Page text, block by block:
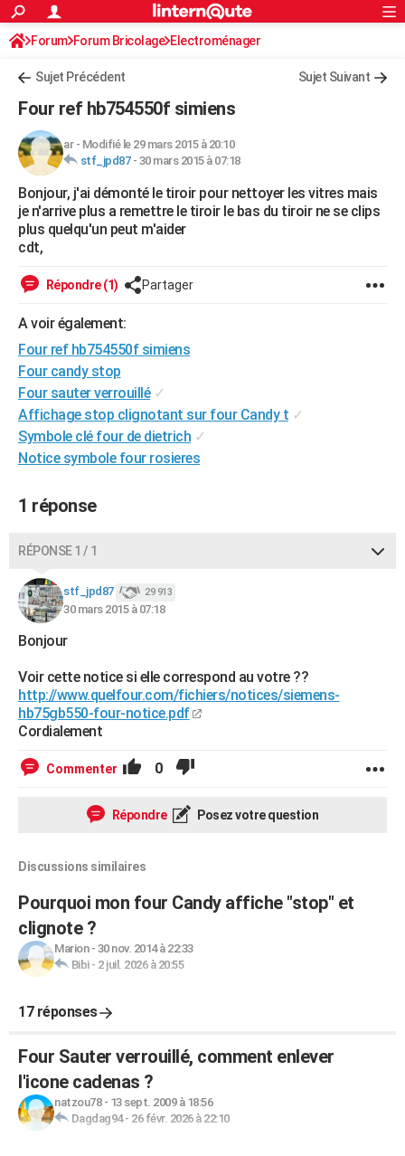
ACTUALITÉS
Politique
Société
Faits Divers
Education
Monde
Villes
+
FINANCE
Retraite
Impôts
Epargne
Immobilier
Risques naturels par ville
Banque
Assurance
Crédit
AUTO
Essais
Réserver un essai
Citadines
Berlines
SUV
Forum auto
+HIGH-TECH
Mobiles
Meilleur smartphone
Internet
Ordinateurs
Jeux vidéo
Guide high-tech
+BRICOLAGE
Forum
Aménagement intérieur
Extérieur
Cuisine
Salle de bains
Jardinage
Rangement
WEEK-END
LIFESTYLE
Art de vivre
Bien-être
Loisirs
Mode
Modes de vie
SANTE
Alimentation
Guide de la santé
Maladies
Médicaments
Sommeil
VOYAGE
Destinations
City break
Voyage nature
Voyage de noces
Forum
Climat
+PHOTO
GUIDES D'ACHAT
BONS PLANS
Dictionnaire
Biographies
Citations
Expressions
Proverbes
PROGRAMME TV
COPAINS D'AVANT
S'inscrire
Se connecter
Lycées
Collèges
Primaires
Universités
Entreprises
Service militaire
Avis de recherche
AVIS DE DÉCÈS
FORUM
S'inscrire
Connexion
Forum Forum Bricolage Electroménager
Sujet Précédent Sujet Suivant
Four ref hb754550f simiens
ar- Modifié le 29 mars 2015 à 20:10
stf_jpd87- 30 mars 2015 à 07:18
Bonjour, j'ai démonté le tiroir pour nettoyer les vitres mais
je n'arrive plus a remettre le tiroir le bas du tiroir ne se clips
plus quelqu'un peut m'aider
cdt,
Répondre (1) Partager
A voir également:
Four ref hb754550f simiens
Four candy stop
Four sauter verrouillé ✓
Affichage stop clignotant sur four Candy t ✓
Symbole clé four de dietrich ✓
Notice symbole four rosieres
1 réponse
RÉPONSE 1 / 1
stf_jpd87 29 913
30 mars 2015 à 07:18
Bonjour
Voir cette notice si elle correspond au votre ??
http://www.quelfour.com/fichiers/notices/siemens-
hb75gb550-four-notice.pdf
Cordialement
Commenter 0
Répondre Posez votre question
Discussions similaires
Pourquoi mon four Candy affiche "stop" et
clignote ?
Marion- 30 nov. 2014 à 22:33
Bibi- 2 juil. 2026 à 20:55
17 réponses
Four Sauter verrouillé, comment enlever
l'icone cadenas ?
natzou78- 13 sept. 2009 à 18:56
Dagdag94- 26 févr. 2026 à 22:10